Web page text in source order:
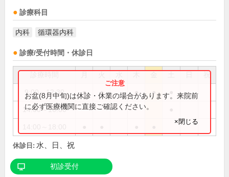
診療科目
内科 循環器内科
診療/受付時間・休診日
祝
9:00～12:30 ● ● ● ●
14:00～16:00
お盆(8月中旬)は休診・休業の場合があります。来院前
に必ず医療機関に直接ご確認ください。
×閉じる
休診日: 水、日、祝
初診受付